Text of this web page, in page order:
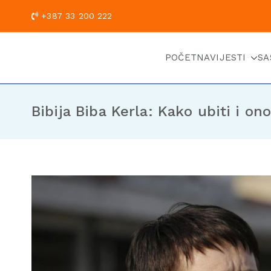
+387 33 200
POČETNAVIJESTI
Bibija Biba Kerla: Kako ubiti i